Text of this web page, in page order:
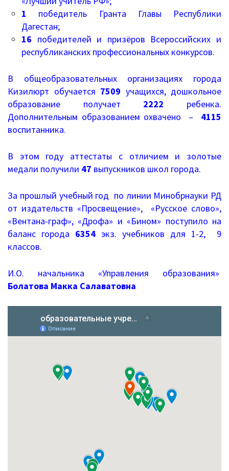
Документы о ЕГЭ
Информация о ЕГЭ
Медалисты
Образование
Программа развития
Психолого-педагогический класс
Дистанционное образование
Перечень информационных систем
Деятельность
Школьное питание
Комплексная безопасность
Безопасность дорожного движения
1 победитель Гранта Главы Республики
Дагестан;
16 победителей и призёров Всероссийских и
республиканских профессиональных конкурсов.
В общеобразовательных организациях города
Кизилюрт обучается 7509 учащихся, дошкольное
образование получает 2222 ребенка.
Дополнительным образованием охвачено – 4115
воспитанника.
В этом году аттестаты с отличием и золотые
медали получили 47 выпускников школ города.
За прошлый учебный год по линии Минобрнауки РД
от издательств «Просвещение», «Русское слово»,
«Вентана-граф», «Дрофа» и «Бином» поступило на
баланс города 6354 экз. учебников для 1-2, 9
классов.
И.О. начальника «Управления образования»
Болатова Макка Салаватовна